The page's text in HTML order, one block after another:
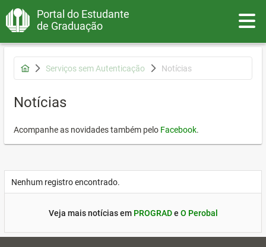
Portal do Estudante
de Graduação
Serviços sem Autenticação Notícias
Notícias
Acompanhe as novidades também pelo Facebook.
Nenhum registro encontrado.
Veja mais notícias em PROGRADe O Perobal